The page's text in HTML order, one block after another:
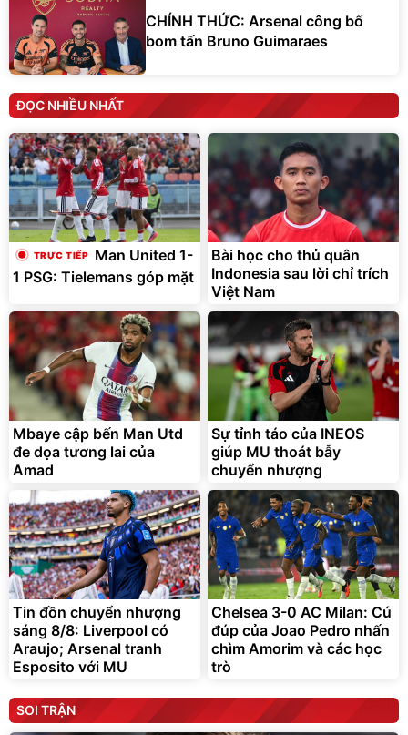
CHÍNH THỨC: Arsenal công bố
bom tấn Bruno Guimaraes
ĐỌC NHIỀU NHẤT
Man United 1-
1 PSG: Tielemans góp mặt
Bài học cho thủ quân
Indonesia sau lời chỉ trích
Việt Nam
Mbaye cập bến Man Utd
đe dọa tương lai của
Amad
Sự tỉnh táo của INEOS
giúp MU thoát bẫy
chuyển nhượng
Tin đồn chuyển nhượng
sáng 8/8: Liverpool có
Araujo; Arsenal tranh
Esposito với MU
Chelsea 3-0 AC Milan: Cú
đúp của Joao Pedro nhấn
chìm Amorim và các học
trò
SOI TRẬN